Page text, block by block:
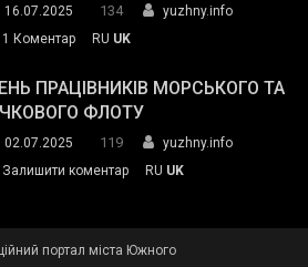
команда
укриття
16.07.2025 134
yuzhny.info
1 Коментардо
Південного
зустрілася
представниками
молодіжної
обговорювали
RU UK
ПРАЦІВНИКІВ МОРСЬКОГО ТА
ФЛОТУ
02.07.2025 119
yuzhny.info
Залишити коментарon
RU UK
портал міста Южного